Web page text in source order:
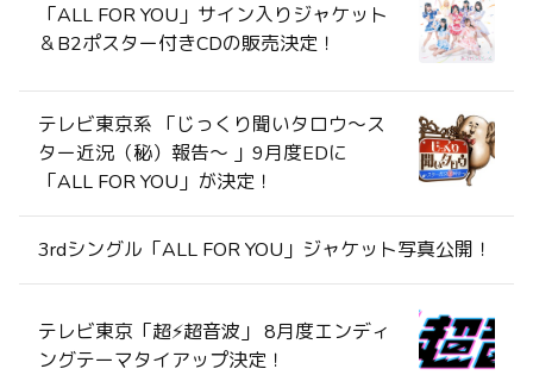
「ALL FOR YOU」サイン入りジャケット
＆B2ポスター付きCDの販売決定！
テレビ東京系 「じっくり聞いタロウ～ス
ター近況（秘）報告〜 」9月度EDに
「ALL FOR YOU」が決定！
3rdシングル「ALL FOR YOU」ジャケット写真公開！
テレビ東京「超⚡️超音波」 8月度エンディ
ングテーマタイアップ決定！